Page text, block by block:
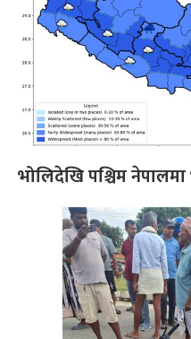
भोलिदेखि पश्चिम नेपालमा